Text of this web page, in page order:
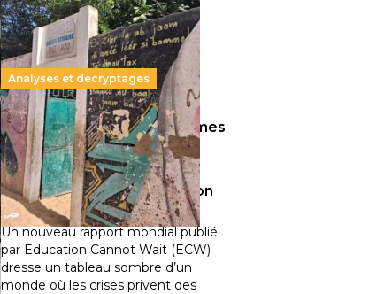
Analyses et décryptages
258 millions d’enfants victimes
de la guerre, des chocs
climatiques et des
déplacements de population
11 juillet 2026 -National
Un nouveau rapport mondial publié
par Education Cannot Wait (ECW)
dresse un tableau sombre d’un
monde où les crises privent des